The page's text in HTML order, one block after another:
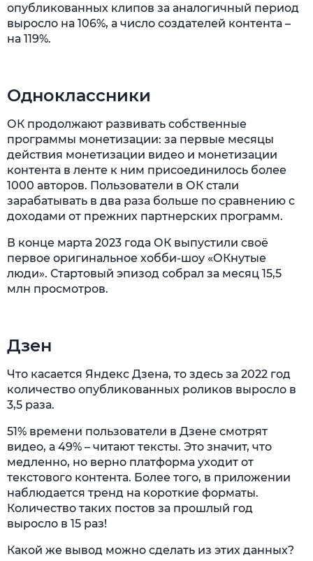
опубликованных клипов за аналогичный период
выросло на 106%, а число создателей контента –
на 119%.
Одноклассники
ОК продолжают развивать собственные
программы монетизации: за первые месяцы
действия монетизации видео и монетизации
контента в ленте к ним присоединилось более
1000 авторов. Пользователи в ОК стали
зарабатывать в два раза больше по сравнению с
доходами от прежних партнерских программ.
В конце марта 2023 года ОК выпустили своё
первое оригинальное хобби-шоу «ОКнутые
люди». Стартовый эпизод собрал за месяц 15,5
млн просмотров.
Дзен
Что касается Яндекс Дзена, то здесь за 2022 год
количество опубликованных роликов выросло в
3,5 раза.
51% времени пользователи в Дзене смотрят
видео, а 49% – читают тексты. Это значит, что
медленно, но верно платформа уходит от
текстового контента. Более того, в приложении
наблюдается тренд на короткие форматы.
Количество таких постов за прошлый год
выросло в 15 раз!
Какой же вывод можно сделать из этих данных?